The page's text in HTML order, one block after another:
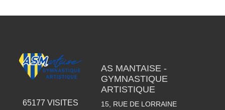
65177 VISITES
AS MANTAISE -
GYMNASTIQUE
ARTISTIQUE
15, RUE DE LORRAINE